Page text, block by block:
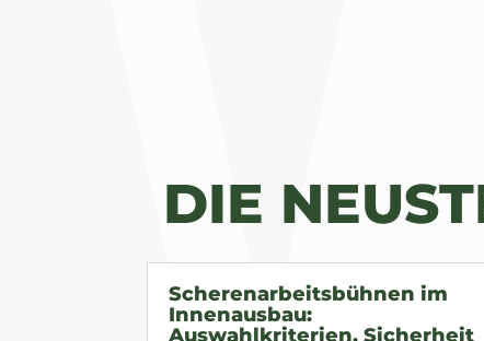
DIE
Scherenarbeitsbühnen im
Innenausbau:
Auswahlkriterien, Sicherheit